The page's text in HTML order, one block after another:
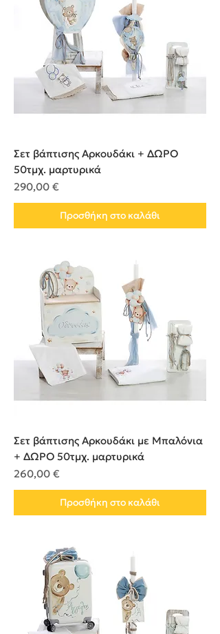
Σετ βάπτισης Αρκουδάκι + ΔΩΡΟ
50τμχ. μαρτυρικά
Τιμή
290,00 €
Προσθήκη στο καλάθι
Σετ βάπτισης Αρκουδάκι με Μπαλόνια
+ ΔΩΡΟ 50τμχ. μαρτυρικά
Τιμή
260,00 €
Προσθήκη στο καλάθι